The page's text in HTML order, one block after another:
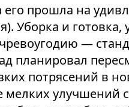
его прошла на
Уборка и готовка,
—
планировал
потрясений в
улучшений